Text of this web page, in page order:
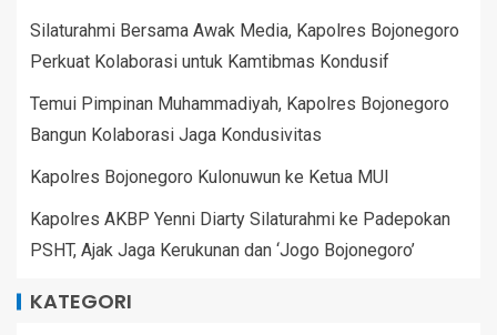
Silaturahmi Bersama Awak Media, Kapolres Bojonegoro
Perkuat Kolaborasi untuk Kamtibmas Kondusif
Temui Pimpinan Muhammadiyah, Kapolres Bojonegoro
Bangun Kolaborasi Jaga Kondusivitas
Kapolres Bojonegoro Kulonuwun ke Ketua MUI
Kapolres AKBP Yenni Diarty Silaturahmi ke Padepokan
PSHT, Ajak Jaga Kerukunan dan ‘Jogo Bojonegoro’
KATEGORI